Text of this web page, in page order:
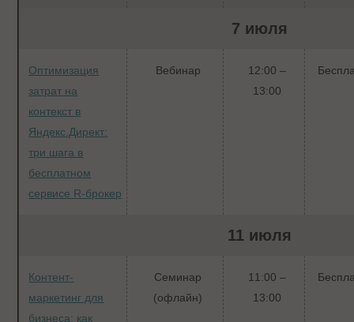
7 июля
Оптимизация
затрат на
контекст в
Яндекс.Директ:
три шага в
бесплатном
сервисе R-брокер
Вебинар
12:00 –
13:00
11 июля
Контент-
маркетинг для
бизнеса: как
Семинар
(офлайн)
11:00 –
13:00